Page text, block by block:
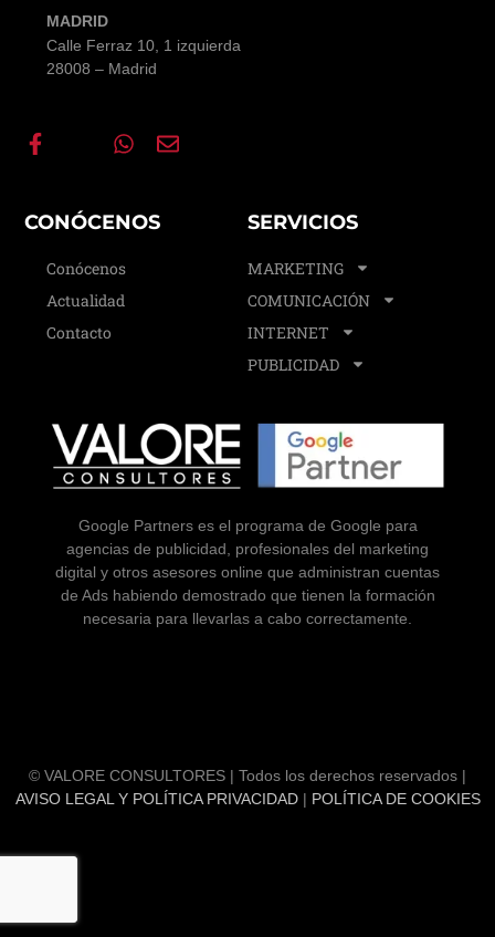
Google Partners es el programa de Google para
agencias de publicidad, profesionales del marketing
digital y otros asesores online que administran cuentas
de Ads habiendo demostrado que tienen la formación
necesaria para llevarlas a cabo correctamente.
SERVICIOS
MARKETING
COMUNICACIÓN
INTERNET
PUBLICIDAD
CONÓCENOS
Conócenos
Actualidad
Contacto
MADRID
Calle Ferraz 10, 1 izquierda
28008 – Madrid
© VALORE CONSULTORES | Todos los derechos reservados |
AVISO LEGAL Y POLÍTICA PRIVACIDAD| POLÍTICA DE COOKIES